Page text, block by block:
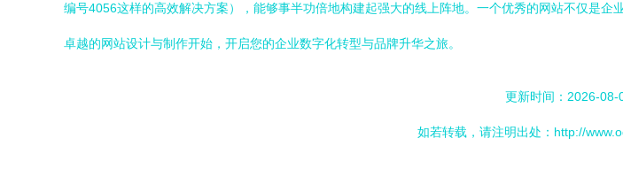
编号4056这样的高效解决方案），能够事半功倍地构建起强大的线上阵地。一个优秀的网站不仅是
卓越的网站设计与制作开始，开启您的企业数字化转型与品牌升华之旅。
更新时间：2026-08-
如若转载，请注明出处：http://